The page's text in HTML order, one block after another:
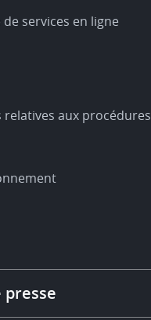
services en ligne
aux procédures
presse